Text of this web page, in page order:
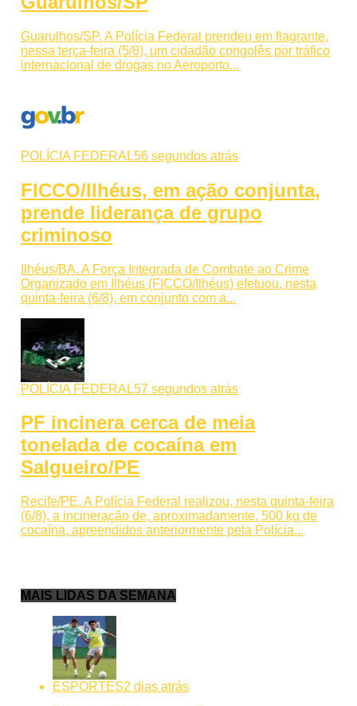
Guarulhos/SP. A Polícia Federal prendeu em flagrante,
nessa terça-feira (5/8), um cidadão congolês por tráfico
internacional de drogas no Aeroporto...
POLÍCIA FEDERAL56 segundos atrás
FICCO/Ilhéus, em ação conjunta,
prende liderança de grupo
criminoso
Ilhéus/BA. A Força Integrada de Combate ao Crime
Organizado em Ilhéus (FICCO/Ilhéus) efetuou, nesta
quinta-feira (6/8), em conjunto com a...
POLÍCIA FEDERAL57 segundos atrás
PF incinera cerca de meia
tonelada de cocaína em
Salgueiro/PE
Recife/PE. A Polícia Federal realizou, nesta quinta-feira
(6/8), a incineração de, aproximadamente, 500 kg de
cocaína, apreendidos anteriormente pela Polícia...
MAIS LIDAS DA SEMANA
ESPORTES2 dias atrás